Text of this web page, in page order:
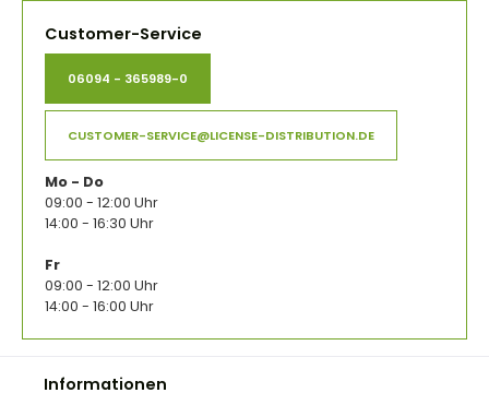
Customer-Service
06094 - 365989-0
CUSTOMER-SERVICE@LICENSE-DISTRIBUTION.DE
Mo - Do
09:00 - 12:00 Uhr
14:00 - 16:30 Uhr
Fr
09:00 - 12:00 Uhr
14:00 - 16:00 Uhr
Informationen